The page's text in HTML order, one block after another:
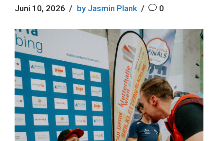
Juni 10, 2026 by Jasmin Plank 0